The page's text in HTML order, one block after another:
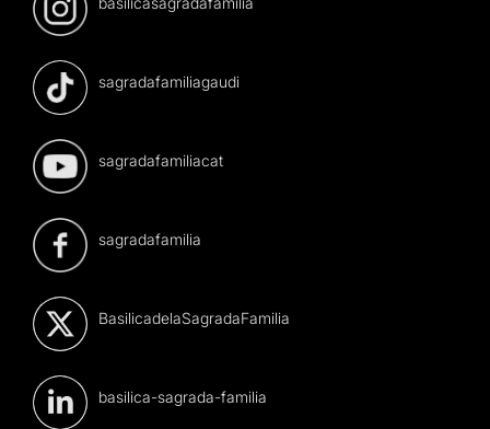
sagradafamiliagaudi
sagradafamiliacat
sagradafamilia
BasilicadelaSagradaFamilia
basilica-sagrada-familia